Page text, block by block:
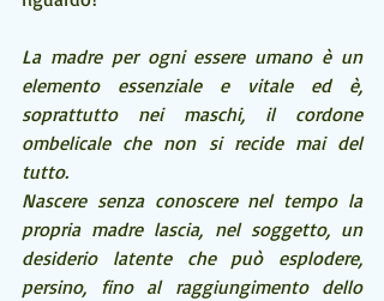
La madre per ogni essere umano è un
elemento essenziale e vitale ed è,
soprattutto nei maschi, il cordone
ombelicale che non si recide mai del
tutto.
Nascere senza conoscere nel tempo la
propria madre lascia, nel soggetto, un
desiderio latente che può esplodere,
persino, fino al raggiungimento dello